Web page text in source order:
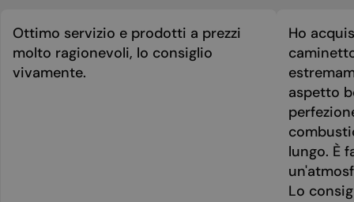
Ottimo servizio e prodotti a prezzi
molto ragionevoli, lo consiglio
vivamente.
Ho
aspetto
lungo. È
Lo